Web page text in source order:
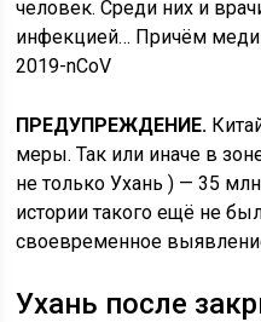
человек. Среди них и
инфекцией… Причём
2019-nCoV
ПРЕДУПРЕЖДЕНИЕ.
меры. Так или иначе в
не только Ухань ) — 35
истории такого ещё не
своевременное
Ухань после